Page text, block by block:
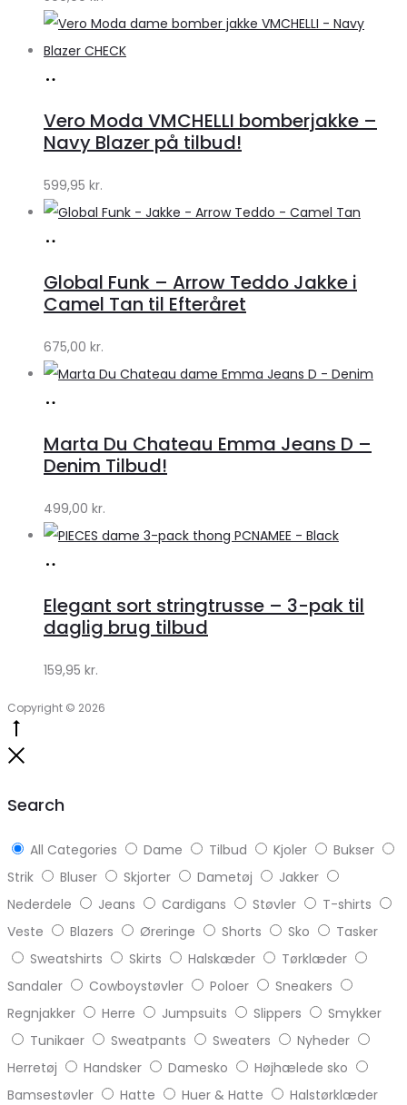
Klædeskabet.dk
Vero Moda VMCHELLI bomberjakke –
Navy Blazer på tilbud!
599,95 kr.
Lykke
Lykke
Global Funk – Arrow Teddo Jakke i
Camel Tan til Efteråret
675,00 kr.
Klædeskabet.dk
Marta Du Chateau Emma Jeans D –
Denim Tilbud!
499,00 kr.
Klædeskabet.dk
Elegant sort stringtrusse – 3-pak til
daglig brug tilbud
159,95 kr.
Copyright © 2026
Search
All Categories Dame Tilbud Kjoler
Bukser
Strik
Bluser Skjorter Dametøj
Jakker
Nederdele
Jeans Cardigans Støvler
T-shirts
Veste
Blazers Øreringe Shorts Sko
Tasker
Sweatshirts
Skirts Halskæder
Tørklæder
Sandaler
Cowboystøvler Poloer
Sneakers
Regnjakker
Herre Jumpsuits Slippers
Smykker
Tunikaer
Sweatpants Sweaters
Nyheder
Herretøj
Handsker Damesko
Højhælede sko
Bamsestøvler
Hatte Huer & Hatte
Halstørklæder